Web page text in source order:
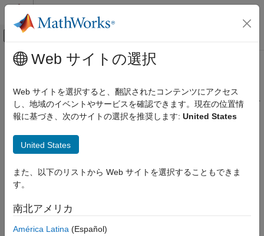
コンテンツへスキップ
オフキャンバス ナビゲーション メ
ドキュメンテーションのホーム
Embedded Coder
コードとツールのカスタマイズ
ライブラリの開発
コード置換ライブラリの開発
項目一覧
メインコンテンツ
コード置換ライブラリの開発
コード置換ライブラリを開発するには、次の手順を必要に応じて
繰り返します。
コード置換ライブラリの要件の特定
Verify Code Replacement Library
Web サイトの選択
Web サイトを選択すると、翻訳されたコンテンツにアクセス
し、地域のイベントやサービスを確認できます。現在の位置情
報に基づき、次のサイトの選択を推奨します: United States
United States
また、以下のリストから Web サイトを選択することもできま
す。
南北アメリカ
América Latina (Español)